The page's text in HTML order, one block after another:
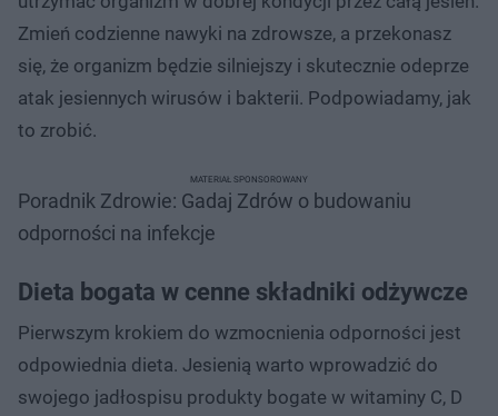
Zmień codzienne nawyki na zdrowsze, a przekonasz
się, że organizm będzie silniejszy i skutecznie odeprze
atak jesiennych wirusów i bakterii. Podpowiadamy, jak
to zrobić.
Poradnik Zdrowie: Gadaj Zdrów o budowaniu
odporności na infekcje
MATERIAŁ SPONSOROWANY
Dieta bogata w cenne składniki odżywcze
Pierwszym krokiem do wzmocnienia odporności jest
odpowiednia dieta. Jesienią warto wprowadzić do
swojego jadłospisu produkty bogate w witaminy C, D